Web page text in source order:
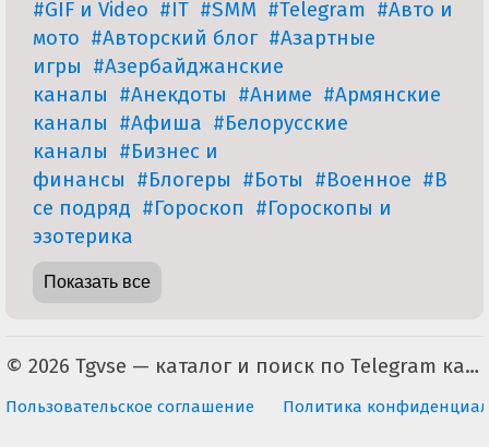
#GIF и Video #IT #SMM #Telegram #Авто и
мото #Авторский блог #Азартные
игры #Азербайджанские
каналы #Анекдоты #Аниме #Армянские
каналы #Афиша #Белорусские
каналы #Бизнес и
финансы #Блогеры #Боты #Военное #В
се подряд #Гороскоп #Гороскопы и
эзотерика
Показать все
© 2026 Tgvse — каталог и поиск по Telegram каналам (неофициальный). По всем вопросам пишите на tgvse.ru@gmail.com
Пользовательское соглашение Политика